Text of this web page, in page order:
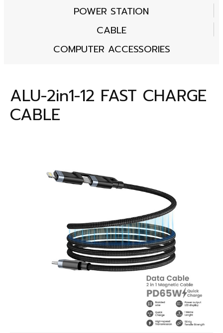
POWER STATION
CABLE
COMPUTER ACCESSORIES
ALU-2in1-12 FAST CHARGE
CABLE